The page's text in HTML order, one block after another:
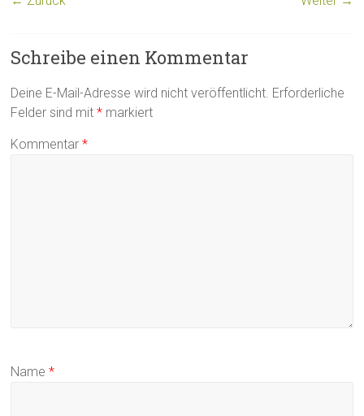
Schreibe einen Kommentar
Deine E-Mail-Adresse wird nicht veröffentlicht. Erforderliche
Felder sind mit* markiert
Kommentar*
Name*